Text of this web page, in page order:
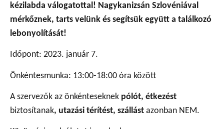
kézilabda válogatottal! Nagykanizsán Szlovéniával
mérkőznek, tarts velünk és segítsük együtt a találkozó
lebonyolítását!
Időpont: 2023. január 7.
Önkéntesmunka: 13:00-18:00 óra között
A szervezők az önkénteseknek pólót, étkezést
biztosítanak, utazási térítést, szállást azonban NEM.